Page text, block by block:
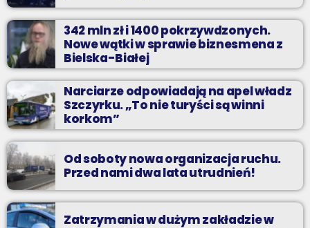
342 mln zł i 1400 pokrzywdzonych.
Nowe wątki w sprawie biznesmena z
Bielska-Białej
Narciarze odpowiadają na apel władz
Szczyrku. „To nie turyści są winni
korkom”
Od soboty nowa organizacja ruchu.
Przed nami dwa lata utrudnień!
Zatrzymania w dużym zakładzie w